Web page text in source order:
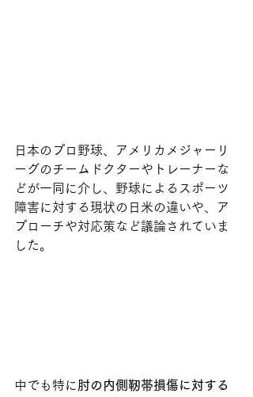
日本のプロ野球、アメリカメジャーリ
ーグのチームドクターやトレーナーな
どが一同に介し、野球によるスポーツ
障害に対する現状の日米の違いや、ア
プローチや対応策など議論されていま
した。
中でも特に肘の内側靭帯損傷に対する